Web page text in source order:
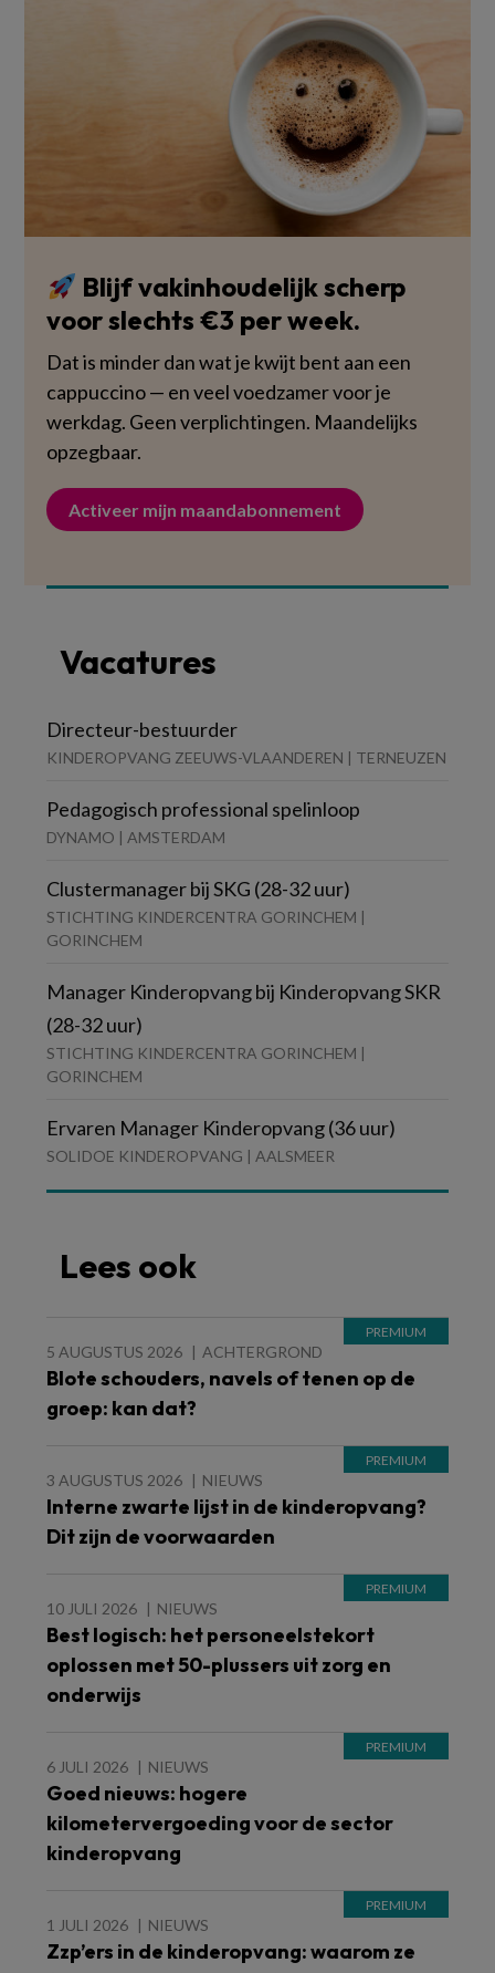
Blijf vakinhoudelijk scherp
voor slechts €3 per week.
Dat is minder dan wat je kwijt bent aan een
cappuccino — en veel voedzamer voor je
werkdag. Geen verplichtingen. Maandelijks
opzegbaar.
Activeer mijn maandabonnement
Vacatures
Directeur-bestuurder
KINDEROPVANG ZEEUWS-VLAANDEREN | TERNEUZEN
Pedagogisch professional spelinloop
DYNAMO | AMSTERDAM
Clustermanager bij SKG (28-32 uur)
STICHTING KINDERCENTRA GORINCHEM |
GORINCHEM
Manager Kinderopvang bij Kinderopvang SKR
(28-32 uur)
STICHTING KINDERCENTRA GORINCHEM |
GORINCHEM
Ervaren Manager Kinderopvang (36 uur)
SOLIDOE KINDEROPVANG | AALSMEER
Lees ook
5 AUGUSTUS 2026 ACHTERGROND
Blote schouders, navels of tenen op de
groep: kan dat?
3 AUGUSTUS 2026 NIEUWS
Interne zwarte lijst in de kinderopvang?
Dit zijn de voorwaarden
10 JULI 2026 NIEUWS
Best logisch: het personeelstekort
oplossen met 50-plussers uit zorg en
onderwijs
6 JULI 2026 NIEUWS
Goed nieuws: hogere
kilometervergoeding voor de sector
kinderopvang
1 JULI 2026 NIEUWS
Zzp’ers in de kinderopvang: waarom ze